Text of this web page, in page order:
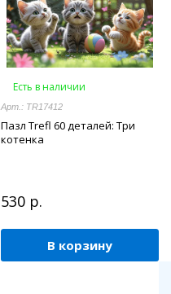
Есть в наличии
Арт.: TR17412
Пазл Trefl 60 деталей: Три
котенка
530 р.
В корзину